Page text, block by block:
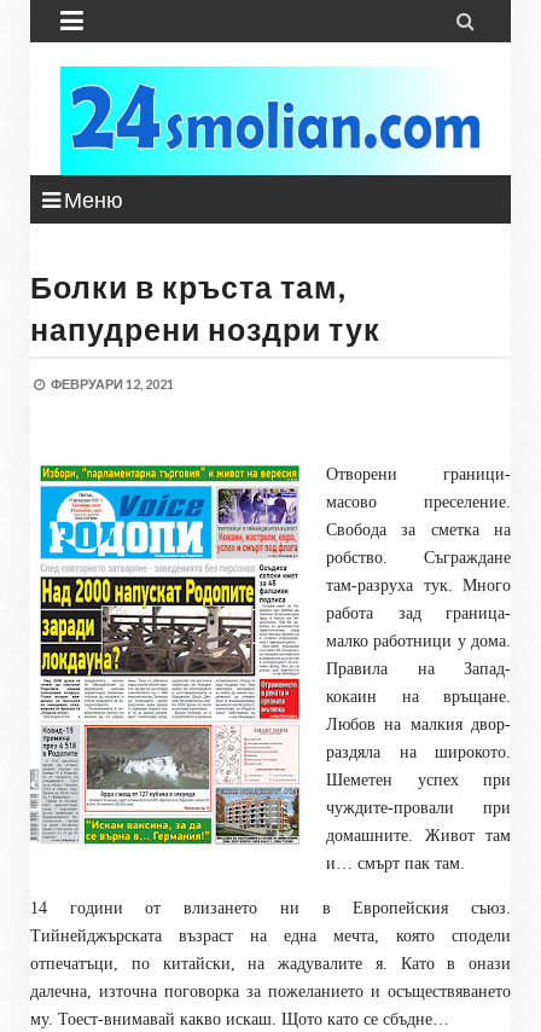
 
Меню
Болки в кръста там,
напудрени ноздри тук
ФЕВРУАРИ 12, 2021
Отворени граници-
масово преселение.
Свобода за сметка на
робство. Съграждане
там-разруха тук. Много
работа зад граница-
малко работници у дома.
Правила на Запад-
кокаин на връщане.
Любов на малкия двор-
раздяла на широкото.
Шеметен успех при
чуждите-провали при
домашните. Живот там
и… смърт пак там.
14 години от влизането ни в Европейския съюз.
Тийнейджърската възраст на една мечта, която сподели
отпечатъци, по китайски, на жадувалите я. Като в онази
далечна, източна поговорка за пожеланието и осъществяването
му. Тоест-внимавай какво искаш. Щото като се сбъдне…